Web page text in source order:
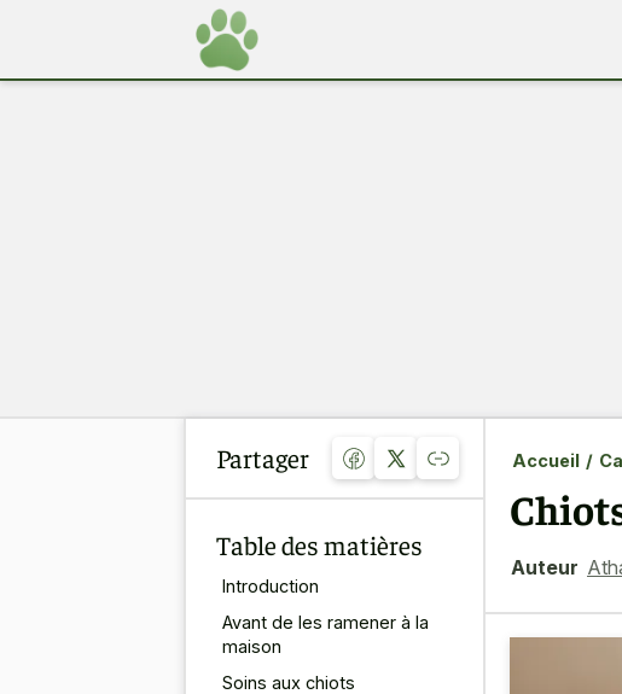
Partager
Table des matières
Introduction
Avant de les ramener à la
maison
Soins aux chiots
Accueil /
Auteur